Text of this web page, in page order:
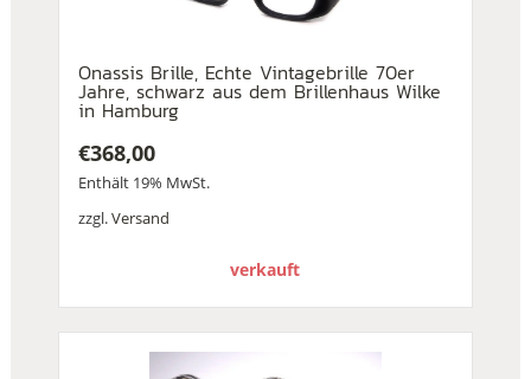
Onassis Brille, Echte Vintagebrille 70er
Jahre, schwarz aus dem Brillenhaus Wilke
in Hamburg
€368,00
Enthält 19% MwSt.
zzgl.Versand
verkauft